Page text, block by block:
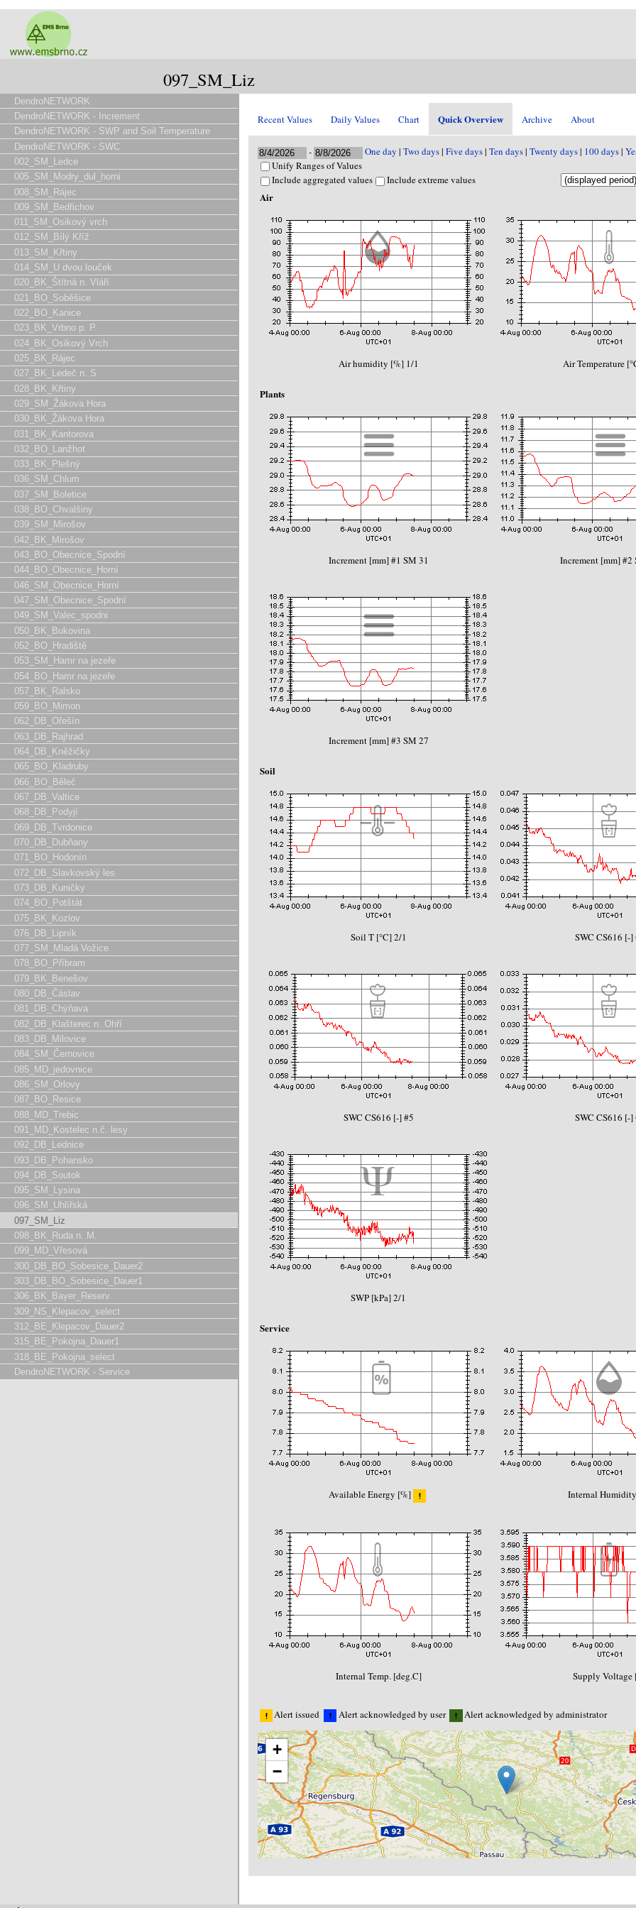
097_SM_Liz
DendroNETWORK
DendroNETWORK - Increment
DendroNETWORK - SWP and Soil Temperature
DendroNETWORK - SWC
002_SM_Ledce
005_SM_Modry_dul_horni
008_SM_Rájec
009_SM_Bedřichov
011_SM_Osikový vrch
012_SM_Bílý Kříž
013_SM_Křtiny
014_SM_U dvou louček
020_BK_Štítná n. Vláří
021_BO_Soběšice
022_BO_Kanice
023_BK_Vrbno p. P.
024_BK_Osikový Vrch
025_BK_Rájec
027_BK_Ledeč n. S
028_BK_Křtiny
029_SM_Žákova Hora
030_BK_Žákova Hora
031_BK_Kantorova
032_BO_Lanžhot
033_BK_Plešný
036_SM_Chlum
037_SM_Boletice
038_BO_Chvalšiny
039_SM_Mirošov
042_BK_Mirošov
043_BO_Obecnice_Spodní
044_BO_Obecnice_Horní
046_SM_Obecnice_Horní
047_SM_Obecnice_Spodní
049_SM_Valec_spodni
050_BK_Bukovina
052_BO_Hradiště
053_SM_Hamr na jezeře
054_BO_Hamr na jezeře
057_BK_Ralsko
059_BO_Mimon
062_DB_Ořešín
063_DB_Rajhrad
064_DB_Kněžičky
065_BO_Kladruby
066_BO_Běleč
067_DB_Valtice
068_DB_Podyjí
069_DB_Tvrdonice
070_DB_Dubňany
071_BO_Hodonín
072_DB_Slavkovský les
073_DB_Kuničky
074_BO_Potštát
075_BK_Kozlov
076_DB_Lipník
077_SM_Mladá Vožice
078_BO_Příbram
079_BK_Benešov
080_DB_Čáslav
081_DB_Chýňava
082_DB_Klašterec n. Ohří
083_DB_Milovice
084_SM_Černovice
085_MD_jedovnice
086_SM_Orlovy
087_BO_Resice
088_MD_Trebic
091_MD_Kostelec n.č. lesy
092_DB_Lednice
093_DB_Pohansko
094_DB_Soutok
095_SM_Lysina
096_SM_Uhlířská
097_SM_Liz
098_BK_Ruda n. M.
099_MD_Vřesová
300_DB_BO_Sobesice_Dauer2
303_DB_BO_Sobesice_Dauer1
306_BK_Bayer_Reserv
309_NS_Klepacov_select
312_BE_Klepacov_Dauer2
315_BE_Pokojna_Dauer1
318_BE_Pokojna_select
DendroNETWORK - Service
Recent Values Daily Values Chart Quick Overview Archive About
- One day | Two days| Five days| Ten days| Twenty days| 100 days|
Unify Ranges of Values
Include aggregated values
Include extreme values
Air
Air humidity [%] 1/1 Air Temperature
Plants
Increment [mm] #1 SM 31 Increment [mm] #2
Increment [mm] #3 SM 27
Soil
Soil T [°C] 2/1 SWC CS616 [-]
SWC CS616 [-] #5 SWC CS616 [-]
SWP [kPa] 2/1
Service
Available Energy [%] Internal
Internal Temp. [deg.C] Supply Voltage
Alert issued Alert acknowledged by user Alert acknowledged by administrator
+
−